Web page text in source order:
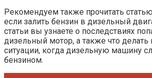
Рекомендуем также прочитать
если залить бензин в дизельный
статьи вы узнаете о последствиях
дизельный мотор, а также что
ситуации, когда дизельную машину
бензином.